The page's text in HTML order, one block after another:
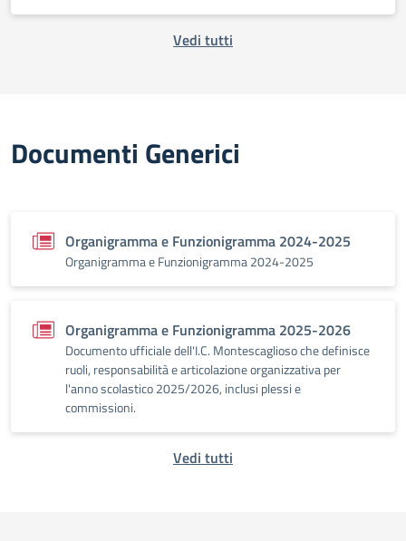
Vedi tutti
Documenti Generici
Organigramma e Funzionigramma 2024-2025
Organigramma e Funzionigramma 2024-2025
Organigramma e Funzionigramma 2025-2026
Documento ufficiale dell'I.C. Montescaglioso che definisce
ruoli, responsabilità e articolazione organizzativa per
l'anno scolastico 2025/2026, inclusi plessi e
commissioni.
Vedi tutti